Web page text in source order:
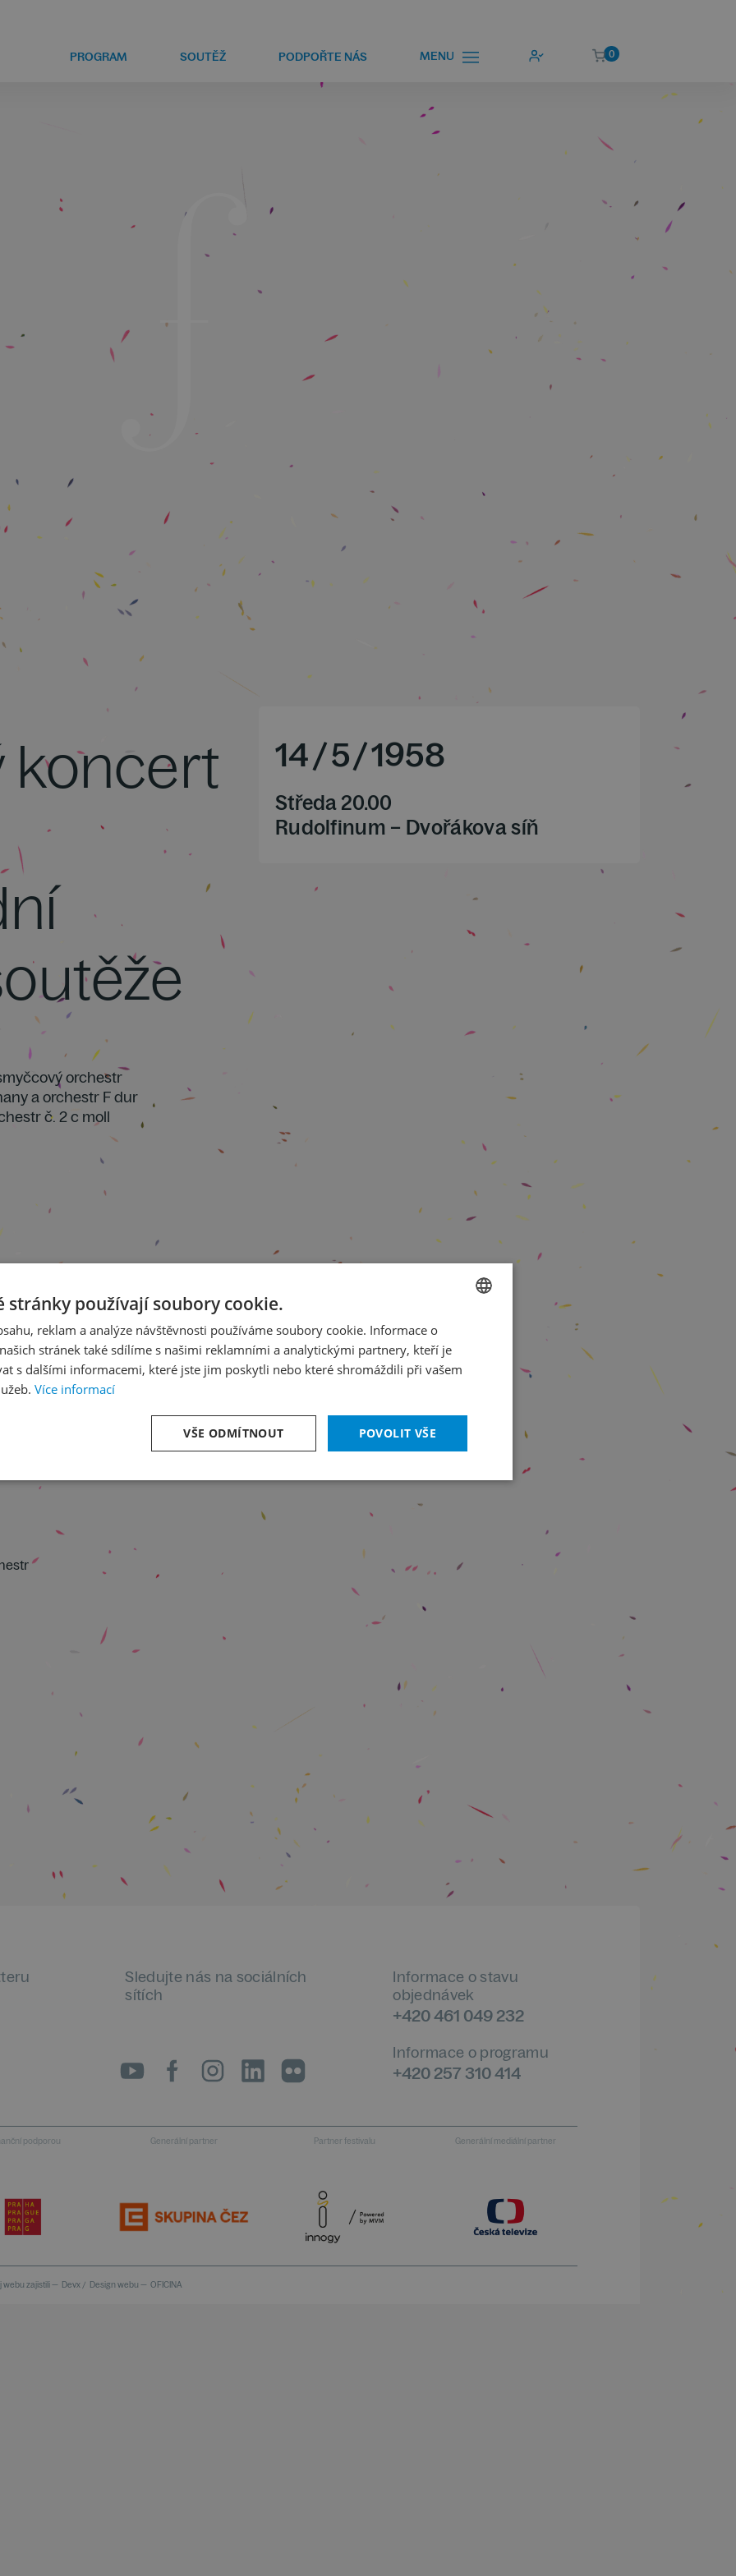
PROGRAM SOUTĚŽ PODPOŘTE NÁS MENU 0
koncert
orchestr
a orchestr F dur
č. 2 c moll
14/5/1958
Středa 20.00
Rudolfinum – Dvořákova síň
soutěže Pražského jara
orchestr
Sledujte nás na sociálních
sítích
Informace o stavu
objednávek
+420 461 049 232
Informace o programu
+420 257 310 414
podporou Generální partner Partner festivalu Generální mediální partner
webu zajistili — Devx / Design webu — OFICINA
ENGLISH
stránky používají soubory cookie.
reklam a analýze návštěvnosti používáme soubory cookie. Informace o
stránek také sdílíme s našimi reklamními a analytickými partnery, kteří je
s dalšími informacemi, které jste jim poskytli nebo které shromáždili při vašem
Více informací
POVOLIT VŠE
VŠE ODMÍTNOUT